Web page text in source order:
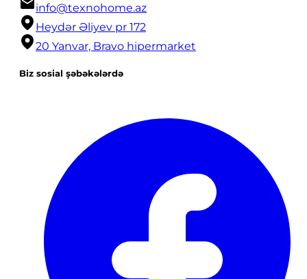
info@texnohome.az
Heydər Əliyev pr 172
20 Yanvar, Bravo hipermarket
Biz sosial şəbəkələrdə